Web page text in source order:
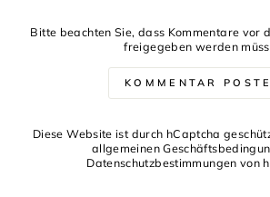
Bitte beachten Sie, dass Kommentare vor
freigegeben werden
KOMMENTAR
Diese Website ist durch hCaptcha
allgemeinen
Datenschutzbestimmungen von